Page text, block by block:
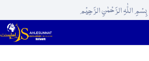
بِسْمِ اللّٰہِ الرَّحْمٰنِ الرَّحِیْم